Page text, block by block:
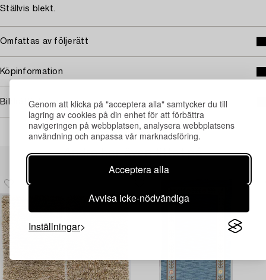
Genom att klicka på "acceptera alla" samtycker du till
lagring av cookies på din enhet för att förbättra
navigeringen på webbplatsen, analysera webbplatsens
användning och anpassa vår marknadsföring.
Acceptera alla
Avvisa icke-nödvändiga
Inställningar
Ställvis blekt.
Omfattas av följerätt
Köpinformation
Bildrättigheter
Andra har även tittat på